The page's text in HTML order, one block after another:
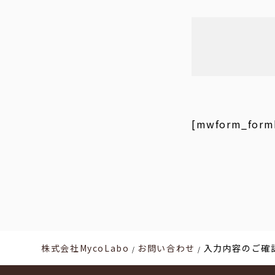
株式会社MycoLabo お問い合わせ 入力内容のご確